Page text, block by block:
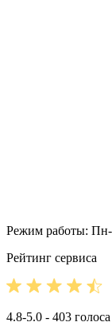
Режим работы: Пн-
Рейтинг сервиса
4.8-5.0 - 403 голоса